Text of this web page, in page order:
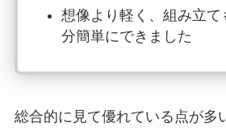
想像より軽く、組み立て
分簡単にできました
総合的に見て優れている点が多